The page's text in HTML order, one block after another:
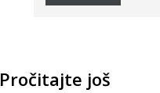
Pročitajte još